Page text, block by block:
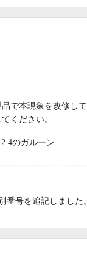
で本現象を改修し
ください。
のガルーン
番号を追記しました。